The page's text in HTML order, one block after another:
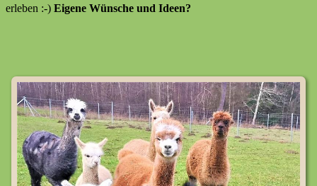
erleben :-) Eigene Wünsche und Ideen?